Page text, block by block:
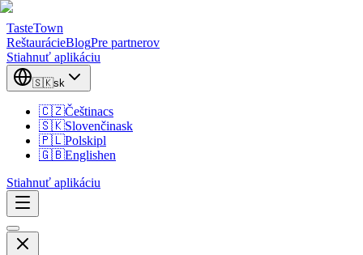
TasteTown
ReštaurácieBlogPre partnerov
Stiahnuť aplikáciu
🇸🇰sk
🇨🇿Češtinacs
🇸🇰Slovenčinask
🇵🇱Polskipl
🇬🇧Englishen
Stiahnuť aplikáciu